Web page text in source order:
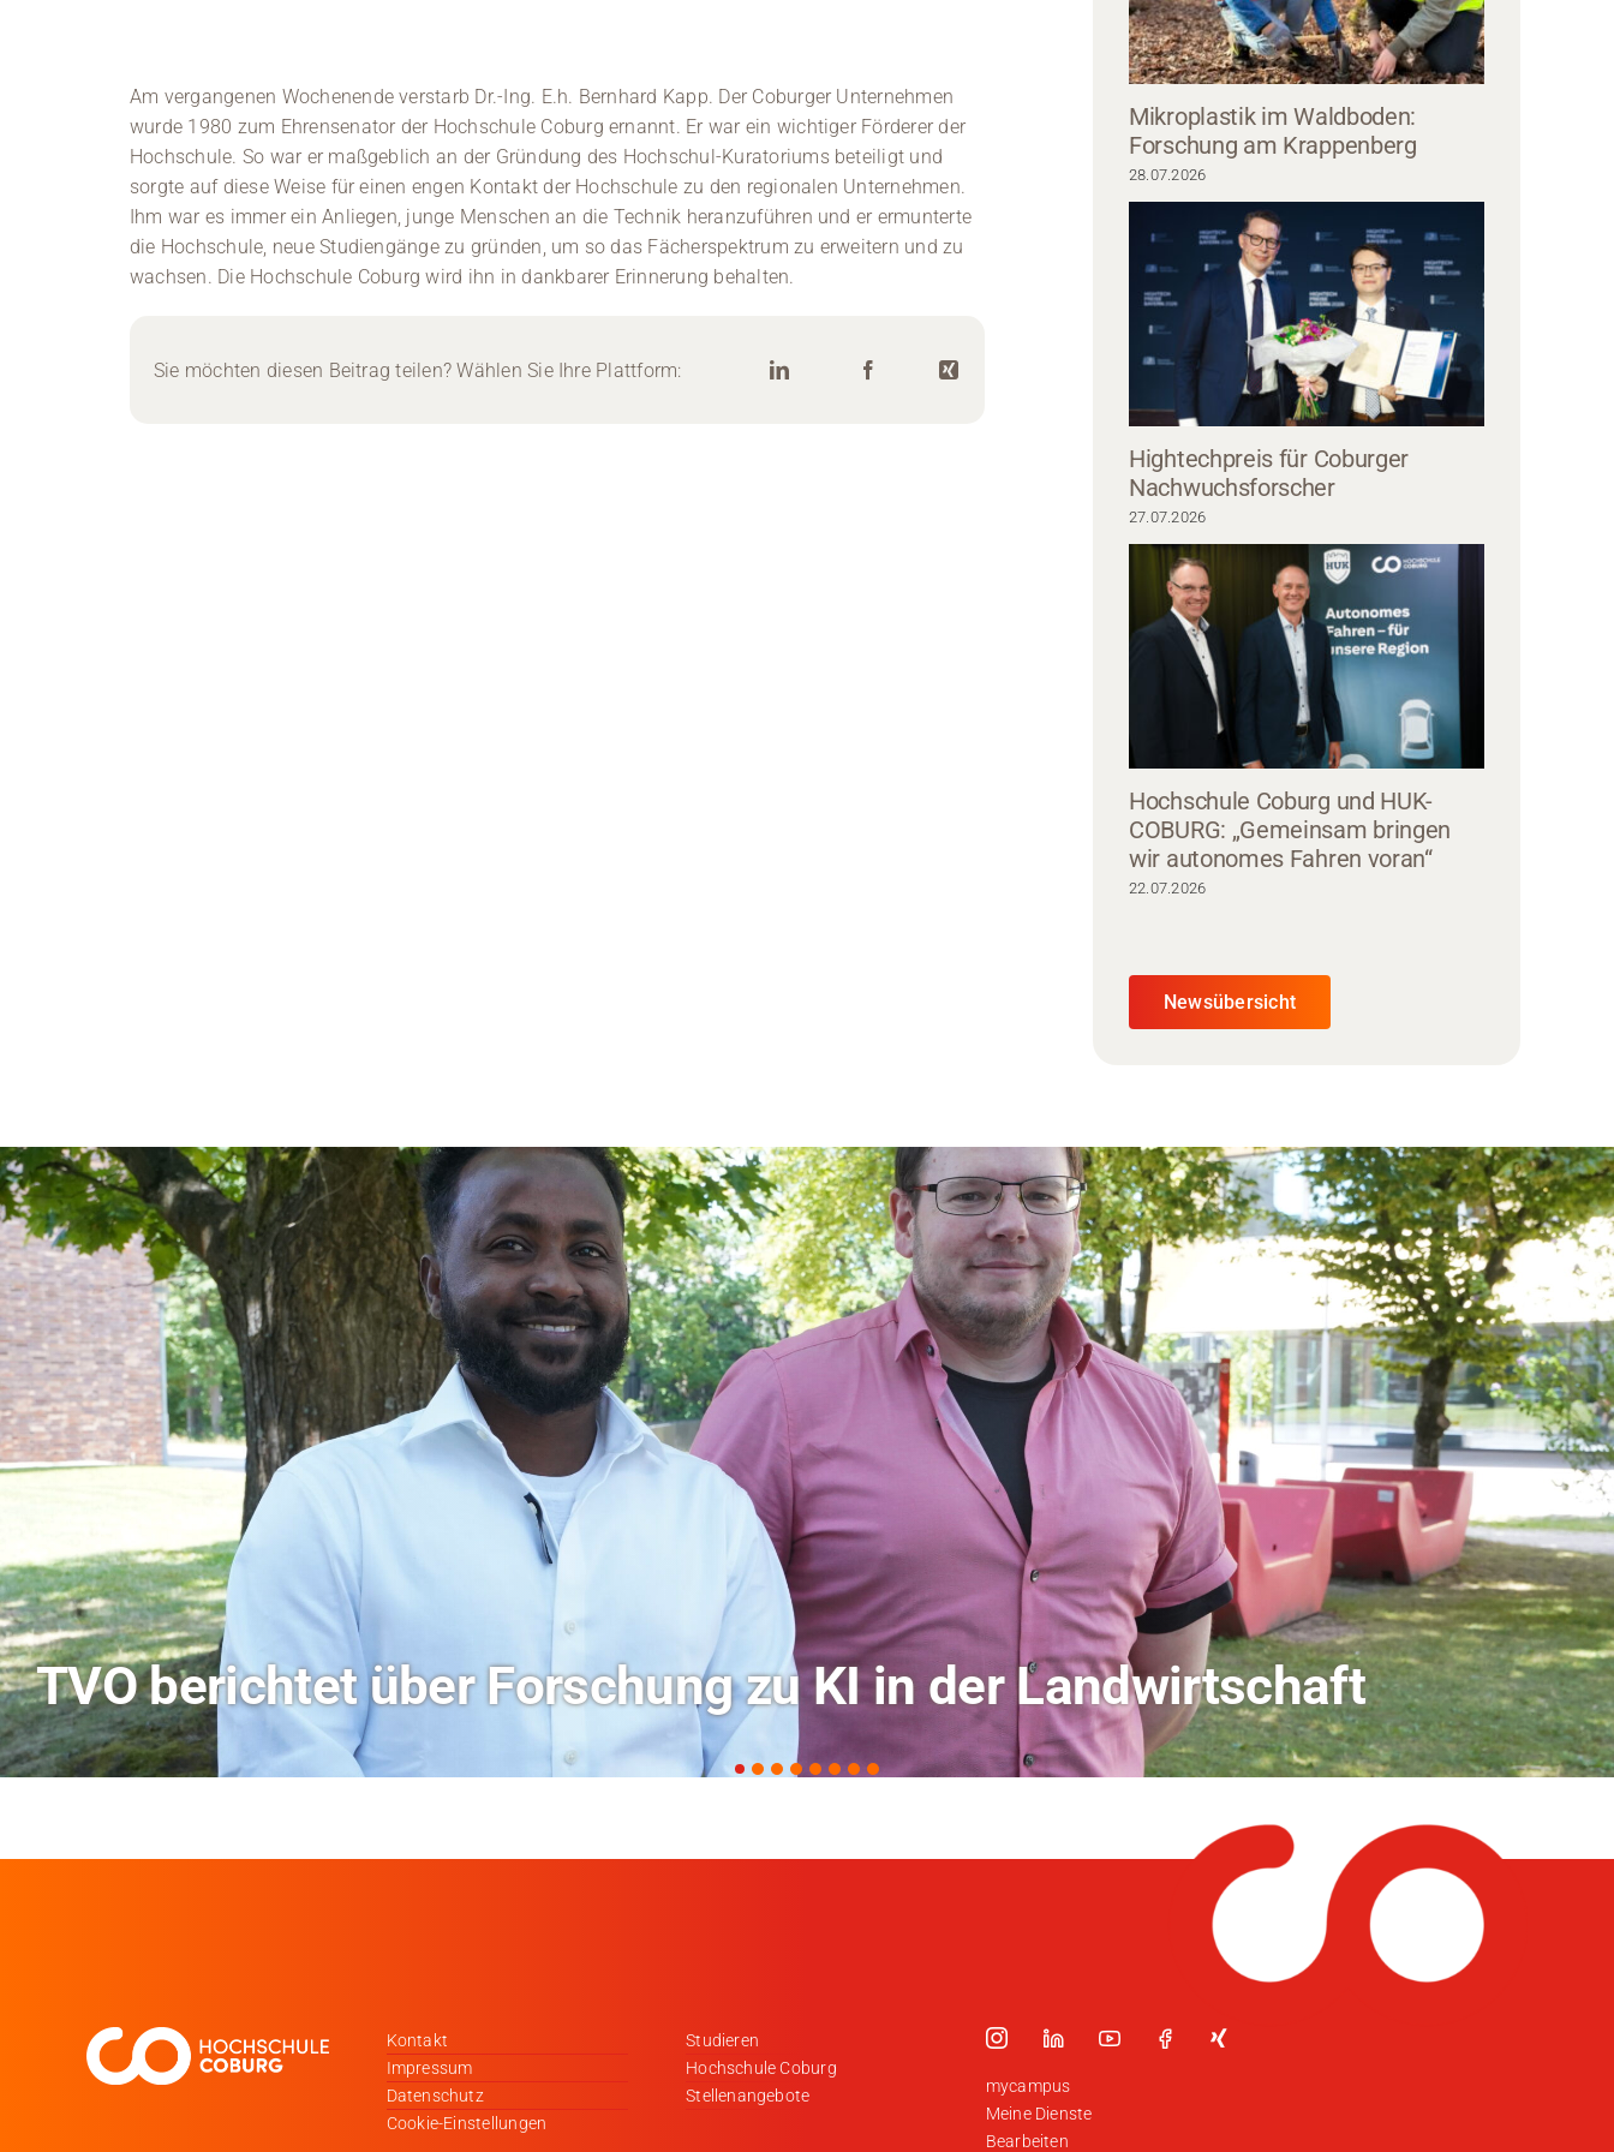
Lächelnder Mann mit grauer Mütze und blauem Henley-Shirt vor einem hellgrauen
der den lässigen und doch professionellen Geist der Hochschule Coburg
Am vergangenen Wochenende verstarb Dr.-Ing. E.h. Bernhard Kapp. Der Coburger Unternehmen
wurde 1980 zum Ehrensenator der Hochschule Coburg ernannt. Er war ein wichtiger Förderer der
Hochschule. So war er maßgeblich an der Gründung des Hochschul-Kuratoriums beteiligt und
sorgte auf diese Weise für einen engen Kontakt der Hochschule zu den regionalen Unternehmen.
Ihm war es immer ein Anliegen, junge Menschen an die Technik heranzuführen und er ermunterte
die Hochschule, neue Studiengänge zu gründen, um so das Fächerspektrum zu erweitern und zu
wachsen. Die Hochschule Coburg wird ihn in dankbarer Erinnerung behalten.
Sie möchten diesen Beitrag teilen? Wählen Sie Ihre Plattform:
Mikroplastik im Waldboden:
Forschung am Krappenberg
28.07.2026
Hightechpreis für Coburger
Nachwuchsforscher
27.07.2026
Hochschule Coburg und HUK-
COBURG: „Gemeinsam bringen
wir autonomes Fahren voran“
22.07.2026
Newsübersicht
Hitze-Aktionstag: Hochschule Coburg im Radio Bamberg
Kontakt
Impressum
Datenschutz
Cookie-Einstellungen
Studieren
Hochschule Coburg
Stellenangebote
mycampus
Meine Dienste
Bearbeiten